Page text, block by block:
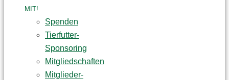
MIT!
Spenden
Tierfutter-
Sponsoring
Mitgliedschaften
Mitglieder-